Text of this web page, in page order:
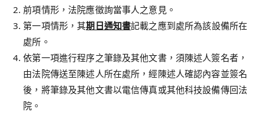
前項情形，法院應徵詢當事人之意見。
第一項情形，其期日通知書記載之應到處所為該設備所在
處所。
依第一項進行程序之筆錄及其他文書，須陳述人簽名者，
由法院傳送至陳述人所在處所，經陳述人確認內容並簽名
後，將筆錄及其他文書以電信傳真或其他科技設備傳回法
院。